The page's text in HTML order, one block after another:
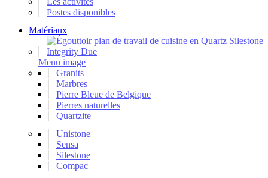
Postes disponibles
Matériaux
Menu image
Granits
Marbres
Pierre Bleue de Belgique
Pierres naturelles
Quartzite
Unistone
Sensa
Silestone
Compac